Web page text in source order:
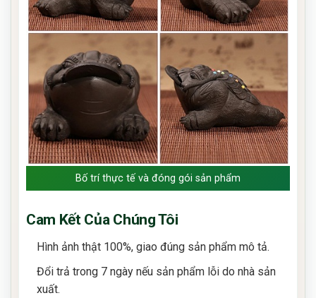
Bố trí thực tế và đóng gói sản phẩm
Cam Kết Của Chúng Tôi
Hình ảnh thật 100%, giao đúng sản phẩm mô tả.
Đổi trả trong 7 ngày nếu sản phẩm lỗi do nhà sản
xuất.